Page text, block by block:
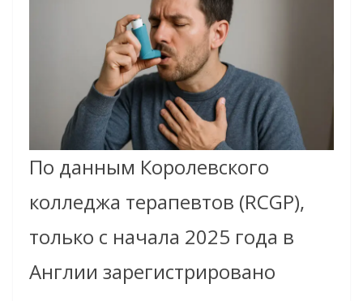
По данным Королевского
колледжа терапевтов (RCGP),
только с начала 2025 года в
Англии зарегистрировано